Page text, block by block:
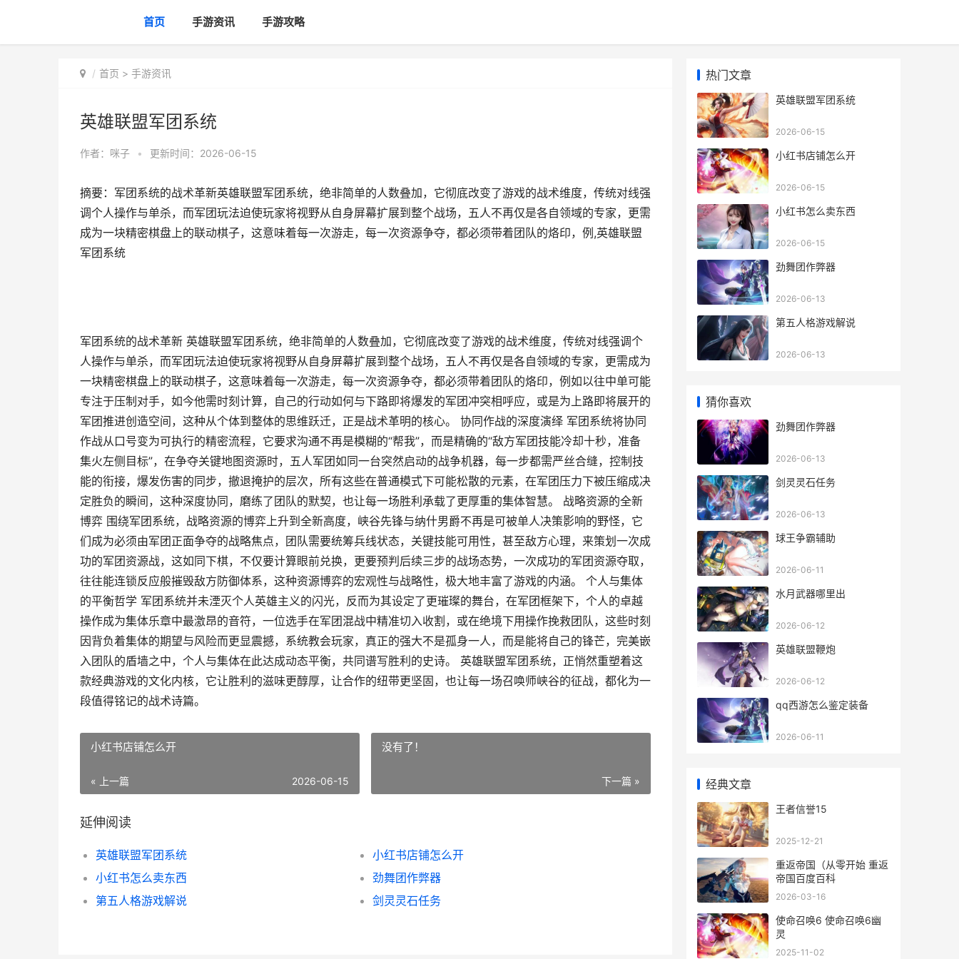
首页 手游资讯 手游攻略
首页 > 手游资讯
英雄联盟军团系统
作者： 咪子 • 更新时间：2026-06-15
摘要：军团系统的战术革新英雄联盟军团系统，绝非简单的人数叠加，它彻底改变了游戏的战术维度，传统对线强
调个人操作与单杀，而军团玩法迫使玩家将视野从自身屏幕扩展到整个战场，五人不再仅是各自领域的专家，更需
成为一块精密棋盘上的联动棋子，这意味着每一次游走，每一次资源争夺，都必须带着团队的烙印，例,英雄联盟
军团系统
军团系统的战术革新 英雄联盟军团系统，绝非简单的人数叠加，它彻底改变了游戏的战术维度，传统对线强调个
人操作与单杀，而军团玩法迫使玩家将视野从自身屏幕扩展到整个战场，五人不再仅是各自领域的专家，更需成为
一块精密棋盘上的联动棋子，这意味着每一次游走，每一次资源争夺，都必须带着团队的烙印，例如以往中单可能
专注于压制对手，如今他需时刻计算，自己的行动如何与下路即将爆发的军团冲突相呼应，或是为上路即将展开的
军团推进创造空间，这种从个体到整体的思维跃迁，正是战术革明的核心。 协同作战的深度演绎 军团系统将协同
作战从口号变为可执行的精密流程，它要求沟通不再是模糊的“帮我”，而是精确的“敌方军团技能冷却十秒，准备
集火左侧目标”，在争夺关键地图资源时，五人军团如同一台突然启动的战争机器，每一步都需严丝合缝，控制技
能的衔接，爆发伤害的同步，撤退掩护的层次，所有这些在普通模式下可能松散的元素，在军团压力下被压缩成决
定胜负的瞬间，这种深度协同，磨练了团队的默契，也让每一场胜利承载了更厚重的集体智慧。 战略资源的全新
博弈 围绕军团系统，战略资源的博弈上升到全新高度，峡谷先锋与纳什男爵不再是可被单人决策影响的野怪，它
们成为必须由军团正面争夺的战略焦点，团队需要统筹兵线状态，关键技能可用性，甚至敌方心理，来策划一次成
功的军团资源战，这如同下棋，不仅要计算眼前兑换，更要预判后续三步的战场态势，一次成功的军团资源夺取，
往往能连锁反应般摧毁敌方防御体系，这种资源博弈的宏观性与战略性，极大地丰富了游戏的内涵。 个人与集体
的平衡哲学 军团系统并未湮灭个人英雄主义的闪光，反而为其设定了更璀璨的舞台，在军团框架下，个人的卓越
操作成为集体乐章中最激昂的音符，一位选手在军团混战中精准切入收割，或在绝境下用操作挽救团队，这些时刻
因背负着集体的期望与风险而更显震撼，系统教会玩家，真正的强大不是孤身一人，而是能将自己的锋芒，完美嵌
入团队的盾墙之中，个人与集体在此达成动态平衡，共同谱写胜利的史诗。 英雄联盟军团系统，正悄然重塑着这
款经典游戏的文化内核，它让胜利的滋味更醇厚，让合作的纽带更坚固，也让每一场召唤师峡谷的征战，都化为一
段值得铭记的战术诗篇。
小红书店铺怎么开
« 上一篇 2026-06-15
没有了！
下一篇 »
延伸阅读
英雄联盟军团系统
小红书店铺怎么开
小红书怎么卖东西
劲舞团作弊器
第五人格游戏解说
剑灵灵石任务
热门文章
英雄联盟军团系统
2026-06-15
小红书店铺怎么开
2026-06-15
小红书怎么卖东西
2026-06-15
劲舞团作弊器
2026-06-13
第五人格游戏解说
2026-06-13
猜你喜欢
劲舞团作弊器
2026-06-13
剑灵灵石任务
2026-06-13
球王争霸辅助
2026-06-11
水月武器哪里出
2026-06-12
英雄联盟鞭炮
2026-06-12
qq西游怎么鉴定装备
2026-06-11
经典文章
王者信誉15
2025-12-21
重返帝国（从零开始 重返
帝国百度百科
2026-03-16
使命召唤6 使命召唤6幽
灵
2025-11-02